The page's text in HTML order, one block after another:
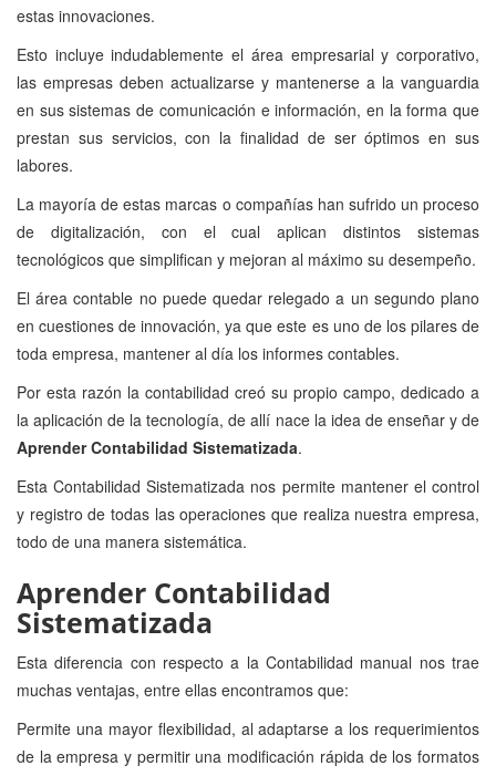
estas innovaciones.
Esto incluye indudablemente el área empresarial y corporativo,
las empresas deben actualizarse y mantenerse a la vanguardia
en sus sistemas de comunicación e información, en la forma que
prestan sus servicios, con la finalidad de ser óptimos en sus
labores.
La mayoría de estas marcas o compañías han sufrido un proceso
de digitalización, con el cual aplican distintos sistemas
tecnológicos que simplifican y mejoran al máximo su desempeño.
El área contable no puede quedar relegado a un segundo plano
en cuestiones de innovación, ya que este es uno de los pilares de
toda empresa, mantener al día los informes contables.
Por esta razón la contabilidad creó su propio campo, dedicado a
la aplicación de la tecnología, de allí nace la idea de enseñar y de
Aprender Contabilidad Sistematizada.
Esta Contabilidad Sistematizada nos permite mantener el control
y registro de todas las operaciones que realiza nuestra empresa,
todo de una manera sistemática.
Aprender Contabilidad
Sistematizada
Esta diferencia con respecto a la Contabilidad manual nos trae
muchas ventajas, entre ellas encontramos que:
Permite una mayor flexibilidad, al adaptarse a los requerimientos
de la empresa y permitir una modificación rápida de los formatos